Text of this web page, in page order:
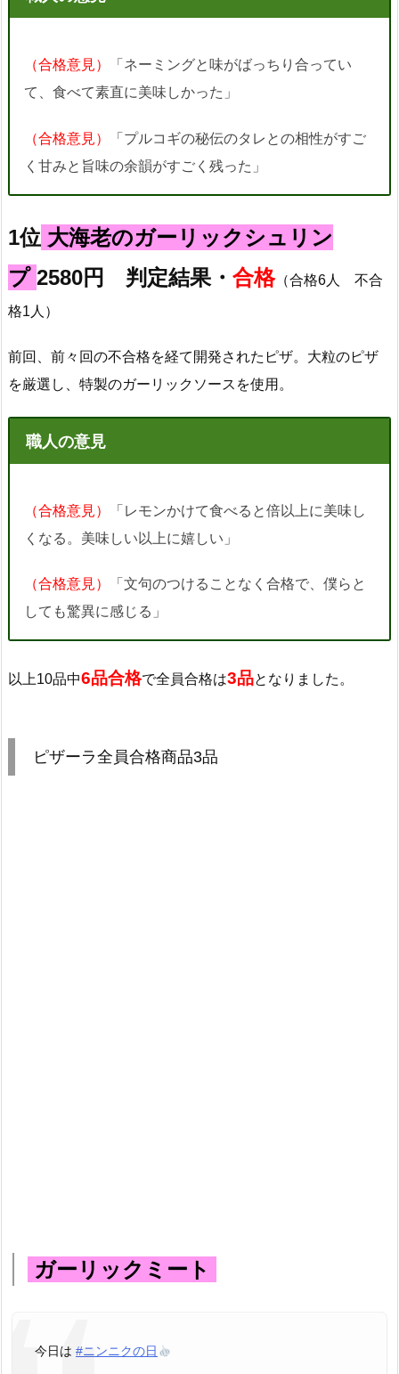
（合格意見）
「ネーミングと味がばっちり合ってい
て、食べて素直に美味しかった」
（合格意見）
「プルコギの秘伝のタレとの相性がすご
く甘みと旨味の余韻がすごく残った」
1位 大海老のガーリックシュリン
プ 2580円 判定結果・ 合格（合格6人 不合
格1人）
前回、前々回の不合格を経て開発されたピザ。大粒のピザ
を厳選し、特製のガーリックソースを使用。
職人の意見
（合格意見）
「レモンかけて食べると倍以上に美味し
くなる。美味しい以上に嬉しい」
（合格意見）
「文句のつけることなく合格で、僕らと
しても驚異に感じる」
以上10品中6品合格で全員合格は3品となりました。
ピザーラ全員合格商品3品
ガーリックミート
今日は #ニンニクの日